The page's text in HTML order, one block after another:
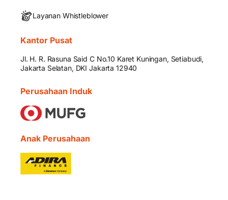
Layanan Whistleblower
Kantor Pusat
Jl. H. R. Rasuna Said C No.10 Karet Kuningan, Setiabudi,
Jakarta Selatan, DKI Jakarta 12940
Perusahaan Induk
Anak Perusahaan